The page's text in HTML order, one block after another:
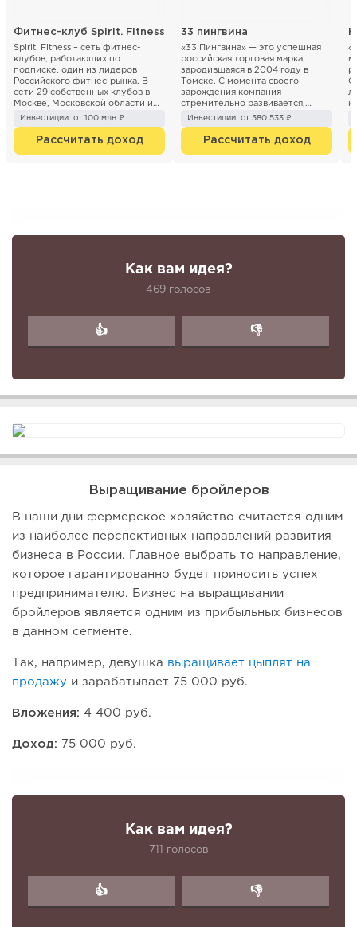
Фитнес-клуб Spirit. Fitness
Spirit. Fitness – сеть фитнес-
клубов, работающих по
подписке, один из лидеров
Российского фитнес-рынка. В
сети 29 собственных клубов в
Москве, Московской области и
Санкт- Петербурге. Компани...
Инвестиции: от 100 млн ₽
Рассчитать доход
33 пингвина
«33 Пингвина» — это успешная
российская торговая марка,
зародившаяся в 2004 году в
Томске. С момента своего
зарождения компания
стремительно развивается,
расширяя сеть кафе и точек п...
Инвестиции: от 580 533 ₽
Рассчитать доход
Как вам идея?
469 голосов
👍 👎
Выращивание бройлеров
В наши дни фермерское хозяйство считается одним
из наиболее перспективных направлений развития
бизнеса в России. Главное выбрать то направление,
которое гарантированно будет приносить успех
предпринимателю. Бизнес на выращивании
бройлеров является одним из прибыльных бизнесов
в данном сегменте.
Так, например, девушка выращивает цыплят на
продажу и зарабатывает 75 000 руб.
Вложения: 4 400 руб.
Доход: 75 000 руб.
Как вам идея?
711 голосов
👍 👎